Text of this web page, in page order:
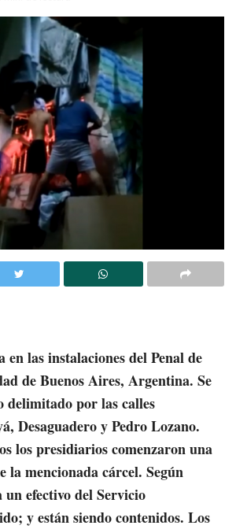
en las instalaciones del Penal de
de Buenos Aires, Argentina. Se
delimitado por las calles
Desaguadero y Pedro Lozano.
los presidiarios comenzaron una
la mencionada cárcel. Según
efectivo del Servicio
y están siendo contenidos. Los